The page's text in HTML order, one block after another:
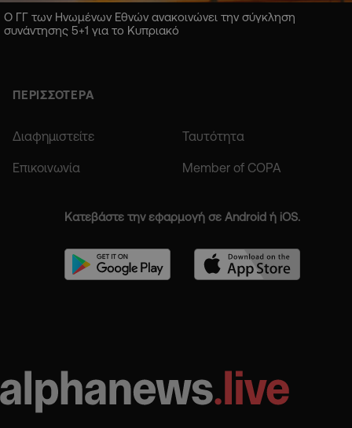
Ο ΓΓ των Ηνωμένων Εθνών ανακοινώνει την σύγκληση
συνάντησης 5+1 για το Κυπριακό
ΠΕΡΙΣΣΟΤΕΡΑ
Διαφημιστείτε Ταυτότητα
Επικοινωνία Member of COPA
Κατεβάστε την εφαρμογή σε Android ή iOS.